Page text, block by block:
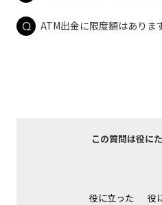
ATM出金に限度額はありま
この質問は役に
役に立った 役